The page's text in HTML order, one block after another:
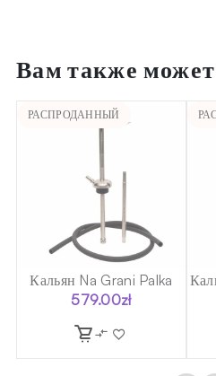
Вам также
РАСПРОДАННЫЙ
Кальян Na Grani Palka
579.00zł